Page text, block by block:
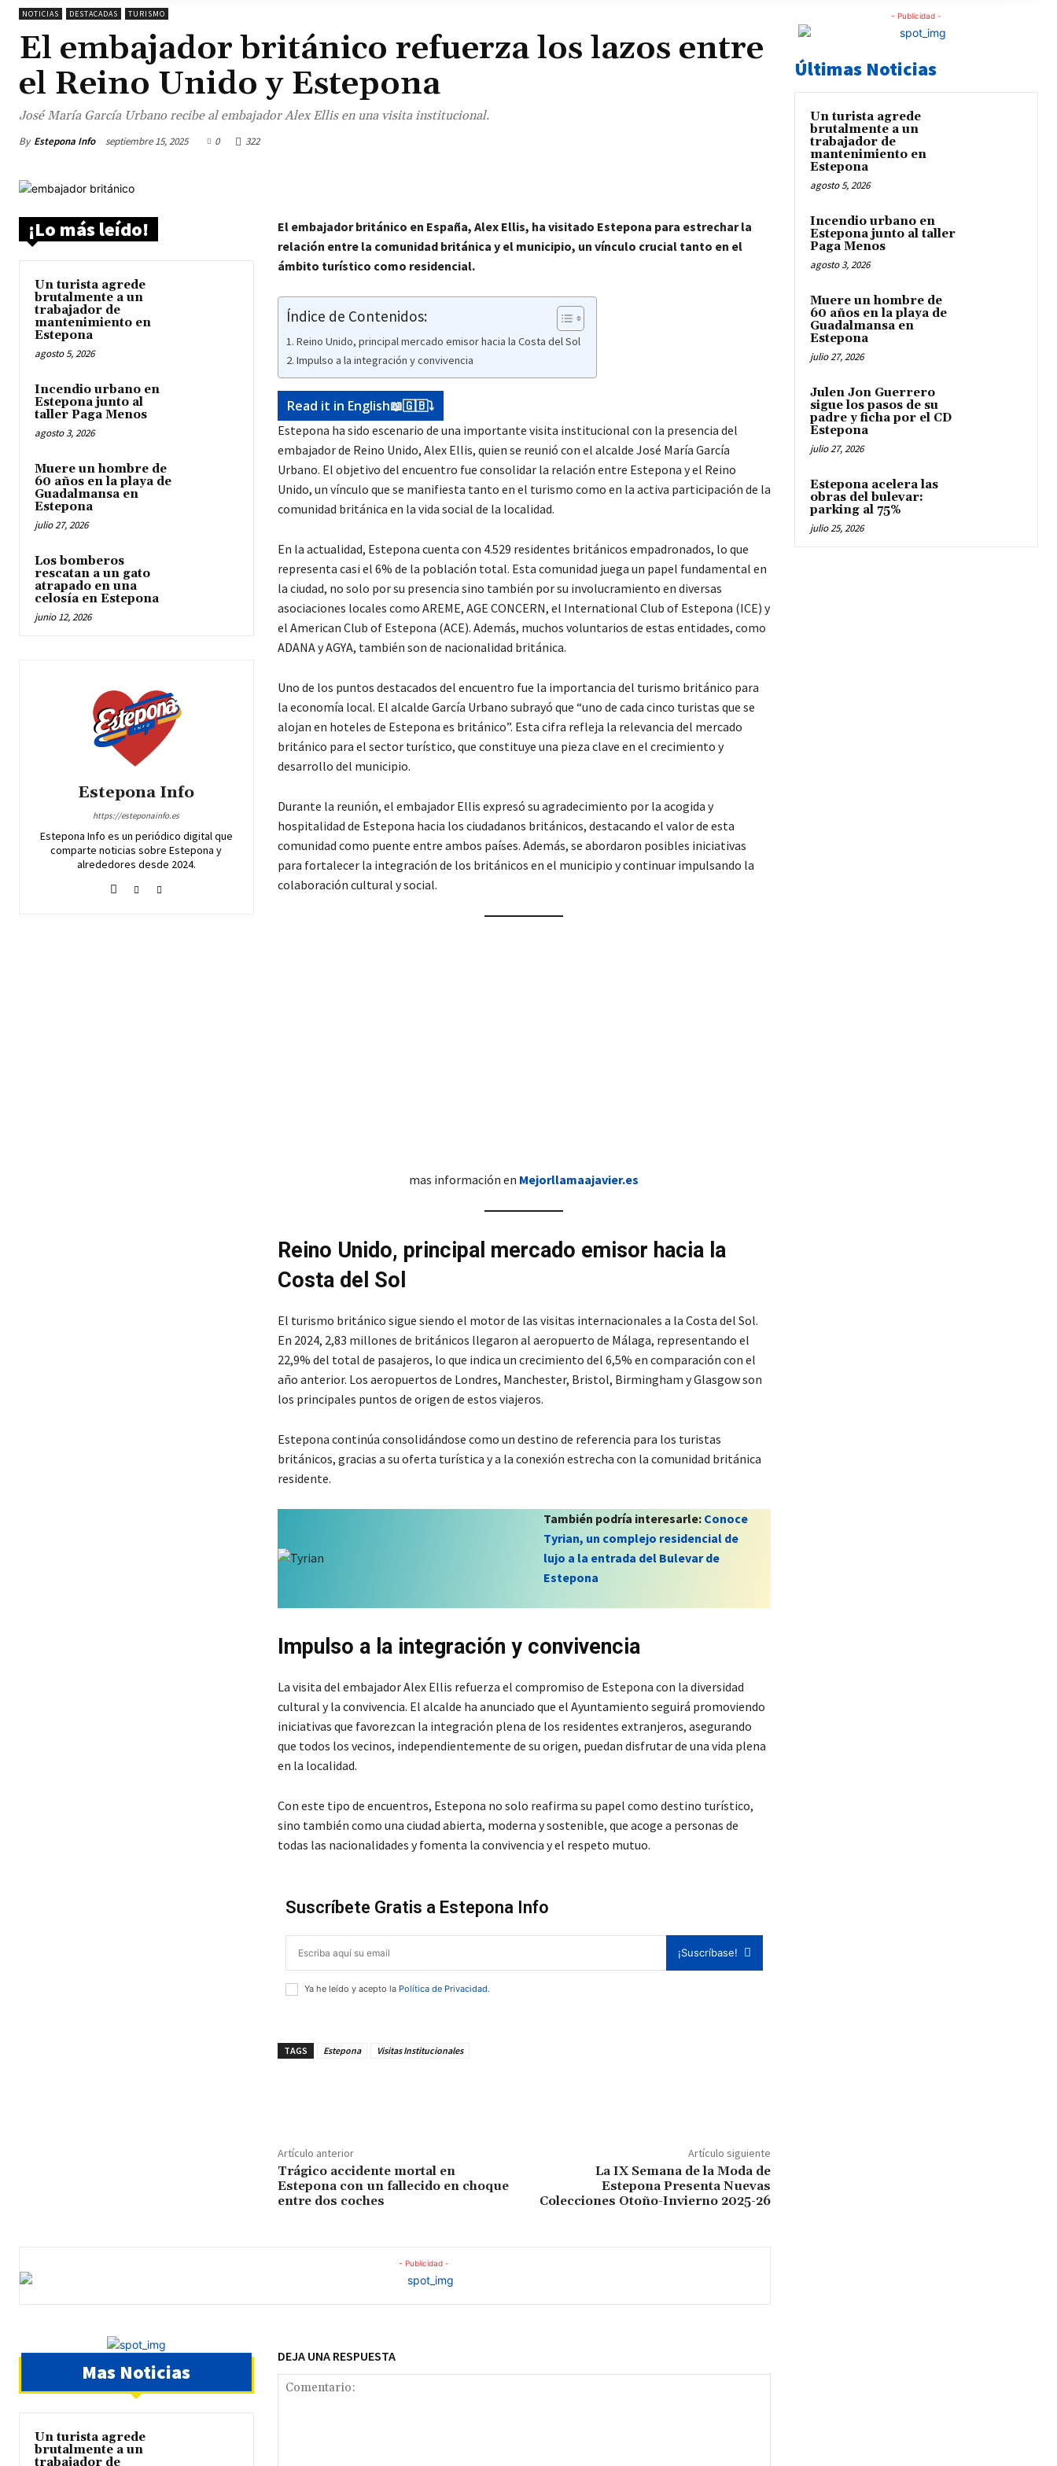
NOTICIAS DESTACADAS TURISMO
El embajador británico refuerza los lazos entre
el Reino Unido y Estepona
José María García Urbano recibe al embajador Alex Ellis en una visita institucional.
By Estepona Info septiembre 15, 2025 0 322
¡Lo más leído!
Un turista agrede
brutalmente a un
trabajador de
mantenimiento en
Estepona
agosto 5, 2026
Incendio urbano en
Estepona junto al
taller Paga Menos
agosto 3, 2026
Muere un hombre de
60 años en la playa de
Guadalmansa en
Estepona
julio 27, 2026
Los bomberos
rescatan a un gato
atrapado en una
celosía en Estepona
junio 12, 2026
Estepona Info
https://esteponainfo.es
Estepona Info es un periódico digital que
comparte noticias sobre Estepona y
alrededores desde 2024.
El embajador británico en España, Alex Ellis, ha visitado Estepona para estrechar la
relación entre la comunidad británica y el municipio, un vínculo crucial tanto en el
ámbito turístico como residencial.
Índice de Contenidos:
Reino Unido, principal mercado emisor hacia la Costa del Sol
Impulso a la integración y convivencia
Read it in English📖🇬🇧⤵️
Estepona ha sido escenario de una importante visita institucional con la presencia del
embajador de Reino Unido, Alex Ellis, quien se reunió con el alcalde José María García
Urbano. El objetivo del encuentro fue consolidar la relación entre Estepona y el Reino
Unido, un vínculo que se manifiesta tanto en el turismo como en la activa participación de la
comunidad británica en la vida social de la localidad.
En la actualidad, Estepona cuenta con 4.529 residentes británicos empadronados, lo que
representa casi el 6% de la población total. Esta comunidad juega un papel fundamental en
la ciudad, no solo por su presencia sino también por su involucramiento en diversas
asociaciones locales como AREME, AGE CONCERN, el International Club of Estepona (ICE) y
el American Club of Estepona (ACE). Además, muchos voluntarios de estas entidades, como
ADANA y AGYA, también son de nacionalidad británica.
Uno de los puntos destacados del encuentro fue la importancia del turismo británico para
la economía local. El alcalde García Urbano subrayó que “uno de cada cinco turistas que se
alojan en hoteles de Estepona es británico”. Esta cifra refleja la relevancia del mercado
británico para el sector turístico, que constituye una pieza clave en el crecimiento y
desarrollo del municipio.
Durante la reunión, el embajador Ellis expresó su agradecimiento por la acogida y
hospitalidad de Estepona hacia los ciudadanos británicos, destacando el valor de esta
comunidad como puente entre ambos países. Además, se abordaron posibles iniciativas
para fortalecer la integración de los británicos en el municipio y continuar impulsando la
colaboración cultural y social.
mas información en Mejorllamaajavier.es
Reino Unido, principal mercado emisor hacia la
Costa del Sol
El turismo británico sigue siendo el motor de las visitas internacionales a la Costa del Sol.
En 2024, 2,83 millones de británicos llegaron al aeropuerto de Málaga, representando el
22,9% del total de pasajeros, lo que indica un crecimiento del 6,5% en comparación con el
año anterior. Los aeropuertos de Londres, Manchester, Bristol, Birmingham y Glasgow son
los principales puntos de origen de estos viajeros.
Estepona continúa consolidándose como un destino de referencia para los turistas
británicos, gracias a su oferta turística y a la conexión estrecha con la comunidad británica
residente.
También podría interesarle: Conoce
Tyrian, un complejo residencial de
lujo a la entrada del Bulevar de
Estepona
Impulso a la integración y convivencia
La visita del embajador Alex Ellis refuerza el compromiso de Estepona con la diversidad
cultural y la convivencia. El alcalde ha anunciado que el Ayuntamiento seguirá promoviendo
iniciativas que favorezcan la integración plena de los residentes extranjeros, asegurando
que todos los vecinos, independientemente de su origen, puedan disfrutar de una vida plena
en la localidad.
Con este tipo de encuentros, Estepona no solo reafirma su papel como destino turístico,
sino también como una ciudad abierta, moderna y sostenible, que acoge a personas de
todas las nacionalidades y fomenta la convivencia y el respeto mutuo.
Suscríbete Gratis a Estepona Info
¡Suscríbase!
Ya he leído y acepto la Política de Privacidad.
TAGS Estepona Visitas Institucionales
Artículo anterior
Trágico accidente mortal en
Estepona con un fallecido en choque
entre dos coches
Artículo siguiente
La IX Semana de la Moda de
Estepona Presenta Nuevas
Colecciones Otoño-Invierno 2025-26
- Publicidad -
Mas Noticias
Un turista agrede
brutalmente a un
trabajador de
DEJA UNA RESPUESTA
- Publicidad -
Últimas Noticias
Un turista agrede
brutalmente a un
trabajador de
mantenimiento en
Estepona
agosto 5, 2026
Incendio urbano en
Estepona junto al taller
Paga Menos
agosto 3, 2026
Muere un hombre de
60 años en la playa de
Guadalmansa en
Estepona
julio 27, 2026
Julen Jon Guerrero
sigue los pasos de su
padre y ficha por el CD
Estepona
julio 27, 2026
Estepona acelera las
obras del bulevar:
parking al 75%
julio 25, 2026